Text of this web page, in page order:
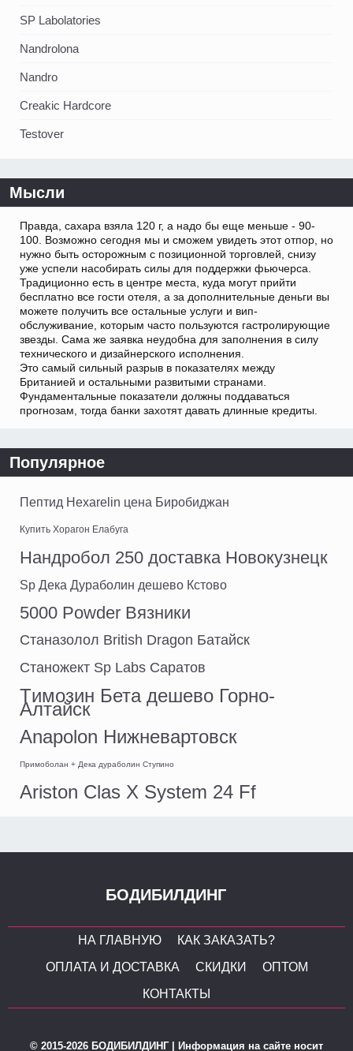
SP Labolatories
Nandrolona
Nandro
Creakic Hardcore
Testover
Мысли
Правда, сахара взяла 120 г, а надо бы еще меньше - 90-
100. Возможно сегодня мы и сможем увидеть этот отпор, но
нужно быть осторожным с позиционной торговлей, снизу
уже успели насобирать силы для поддержки фьючерса.
Традиционно есть в центре места, куда могут прийти
бесплатно все гости отеля, а за дополнительные деньги вы
можете получить все остальные услуги и вип-
обслуживание, которым часто пользуются гастролирующие
звезды. Сама же заявка неудобна для заполнения в силу
технического и дизайнерского исполнения.
Это самый сильный разрыв в показателях между
Британией и остальными развитыми странами.
Фундаментальные показатели должны поддаваться
прогнозам, тогда банки захотят давать длинные кредиты.
Популярное
Пептид Hexarelin цена Биробиджан
Купить Хорагон Елабуга
Нандробол 250 доставка Новокузнецк
Sp Дека Дураболин дешево Кстово
5000 Powder Вязники
Станазолол British Dragon Батайск
Станожект Sp Labs Саратов
Tимозин Бета дешево Горно-
Алтайск
Anapolon Нижневартовск
Примоболан + Дека дураболин Ступино
Ariston Clas X System 24 Ff
БОДИБИЛДИНГ
НА ГЛАВНУЮ
КАК ЗАКАЗАТЬ?
ОПЛАТА И ДОСТАВКА
СКИДКИ
ОПТОМ
КОНТАКТЫ
© 2015-2026 БОДИБИЛДИНГ | Информация на сайте носит